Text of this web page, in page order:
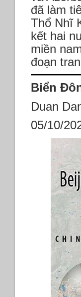
đã làm
Thổ Nhĩ
kết hai
miền
đoạn
Biển
Duan
05/10/